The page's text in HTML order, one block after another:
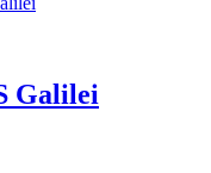
Galilei